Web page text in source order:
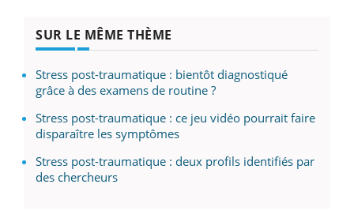
SUR LE MÊME THÈME
Stress post-traumatique : bientôt diagnostiqué
grâce à des examens de routine ?
Stress post-traumatique : ce jeu vidéo pourrait faire
disparaître les symptômes
Stress post-traumatique : deux profils identifiés par
des chercheurs